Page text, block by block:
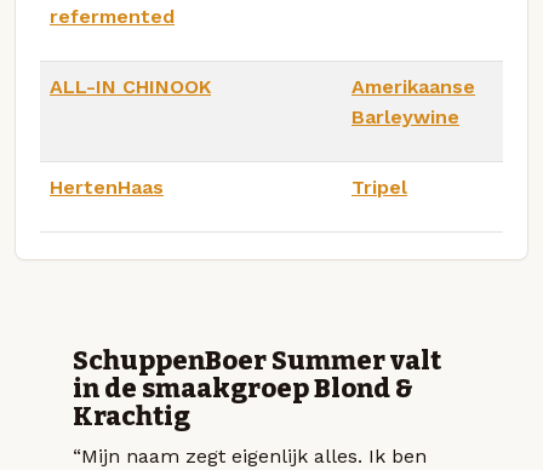
refermented
ALL-IN CHINOOK
Amerikaanse
Barleywine
HertenHaas Tripel
SchuppenBoer Summer valt
in de smaakgroep Blond &
Krachtig
“Mijn naam zegt eigenlijk alles. Ik ben